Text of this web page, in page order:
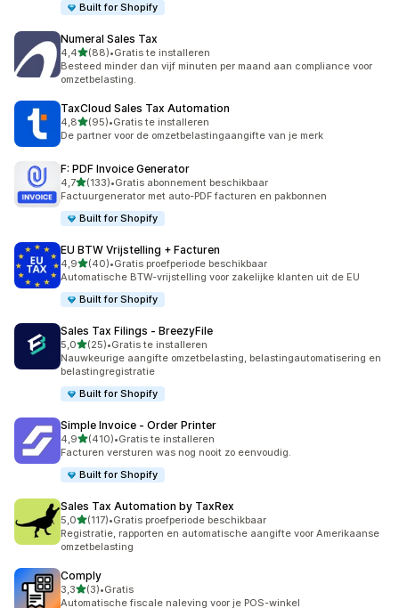
Built for Shopify
Numeral Sales Tax
4,4van 5 sterren
(88)
88 recensies in totaal
•Gratis te installeren
Besteed minder dan vijf minuten per maand aan compliance voor
omzetbelasting.
TaxCloud Sales Tax Automation
4,8van 5 sterren
(95)
95 recensies in totaal
•Gratis te installeren
De partner voor de omzetbelastingaangifte van je merk
F: PDF Invoice Generator
4,7van 5 sterren
(133)
133 recensies in totaal
•Gratis abonnement beschikbaar
Factuurgenerator met auto-PDF facturen en pakbonnen
Built for Shopify
EU BTW Vrijstelling + Facturen
4,9van 5 sterren
(40)
40 recensies in totaal
•Gratis proefperiode beschikbaar
Automatische BTW-vrijstelling voor zakelijke klanten uit de EU
Built for Shopify
Sales Tax Filings ‑ BreezyFile
5,0van 5 sterren
(25)
25 recensies in totaal
•Gratis te installeren
Nauwkeurige aangifte omzetbelasting, belastingautomatisering en
belastingregistratie
Built for Shopify
Simple Invoice ‑ Order Printer
4,9van 5 sterren
(410)
410 recensies in totaal
•Gratis te installeren
Facturen versturen was nog nooit zo eenvoudig.
Built for Shopify
Sales Tax Automation by TaxRex
5,0van 5 sterren
(117)
117 recensies in totaal
•Gratis proefperiode beschikbaar
Registratie, rapporten en automatische aangifte voor Amerikaanse
omzetbelasting
Comply
3,3van 5 sterren
(3)
3 recensies in totaal
•Gratis
Automatische fiscale naleving voor je POS-winkel